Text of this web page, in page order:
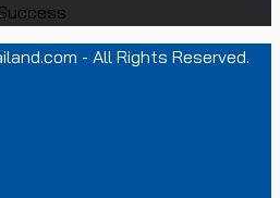
- All Rights Reserved.